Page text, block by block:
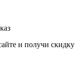
и получи скидку